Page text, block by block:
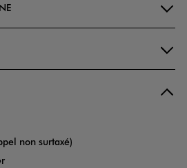
non surtaxé)